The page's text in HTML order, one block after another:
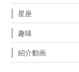
星座
趣味
紹介動画